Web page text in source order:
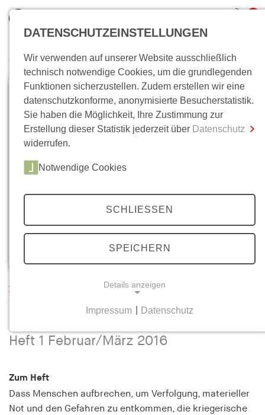
inkl. MwSt.
0,00 €
Zum Warenkorb Zur Kasse
Wo bin ich?
Wandern. Zur Globalgeschichte der
Heft 1 Februar/März 2016
Zum Heft
Dass Menschen aufbrechen, um Verfolgung, materieller
Not und den Gefahren zu entkommen, die kriegerische
DATENSCHUTZEINSTELLUNGEN
Wir verwenden auf unserer Website ausschließlich
technisch notwendige Cookies, um die grundlegenden
Funktionen sicherzustellen. Zudem erstellen wir eine
datenschutzkonforme, anonymisierte Besucherstatistik.
Sie haben die Möglichkeit, Ihre Zustimmung zur
Erstellung dieser Statistik jederzeit über Datenschutz
widerrufen.
Notwendige Cookies
SCHLIESSEN
SPEICHERN
Details anzeigen
Notwendige Cookies helfen dabei, eine Webseite
Bereiche der Webseite ermöglichen. Die Webseite
kann ohne diese Cookies nicht richtig
funktionieren.
Impressum Datenschutz